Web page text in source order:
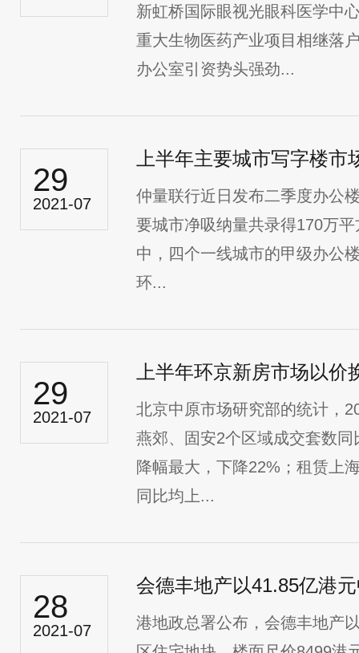
新虹桥国际眼视光眼科医学中
重大生物医药产业项目相继落
办公室引资势头强劲...
29
2021-07
上半年主要城市写字楼市
仲量联行近日发布二季度办公
要城市净吸纳量共录得170万
中，四个一线城市的甲级办公
环...
29
2021-07
上半年环京新房市场以
北京中原市场研究部的统计，
燕郊、固安2个区域成交套数
降幅最大，下降22%；租赁上
同比均上...
28
2021-07
港地政总署公布，会德丰地产